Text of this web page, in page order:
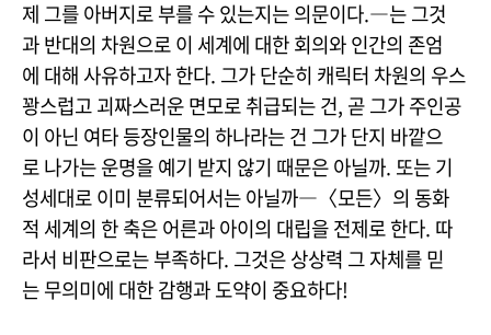
제 그를 아버지로 부를 수 있는지는 의문이다.―는 그것
과 반대의 차원으로 이 세계에 대한 회의와 인간의 존엄
에 대해 사유하고자 한다. 그가 단순히 캐릭터 차원의 우스
꽝스럽고 괴짜스러운 면모로 취급되는 건, 곧 그가 주인공
이 아닌 여타 등장인물의 하나라는 건 그가 단지 바깥으
로 나가는 운명을 예기 받지 않기 때문은 아닐까. 또는 기
성세대로 이미 분류되어서는 아닐까―〈모든〉의 동화
적 세계의 한 축은 어른과 아이의 대립을 전제로 한다. 따
라서 비판으로는 부족하다. 그것은 상상력 그 자체를 믿
는 무의미에 대한 감행과 도약이 중요하다!